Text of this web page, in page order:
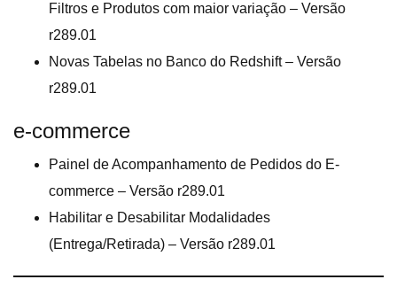
Filtros e Produtos com maior variação – Versão
r289.01
Novas Tabelas no Banco do Redshift – Versão
r289.01
e-commerce
Painel de Acompanhamento de Pedidos do E-
commerce – Versão r289.01
Habilitar e Desabilitar Modalidades
(Entrega/Retirada) – Versão r289.01